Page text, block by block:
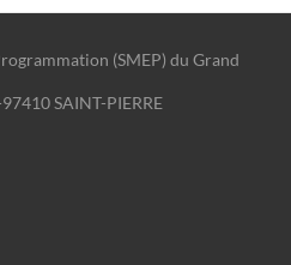
(SMEP) du Grand
SAINT-PIERRE